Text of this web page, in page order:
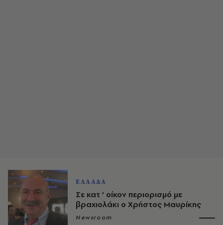
ΕΛΛΑΔΑ
Σε κατ ’ οίκον περιορισμό με
βραχιολάκι ο Χρήστος Μαυρίκης
Newsroom